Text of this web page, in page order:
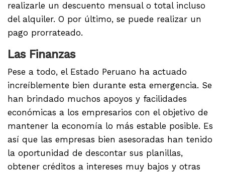
realizarle un descuento mensual o total incluso
del alquiler. O por último, se puede realizar un
pago prorrateado.
Las Finanzas
Pese a todo, el Estado Peruano ha actuado
increíblemente bien durante esta emergencia. Se
han brindado muchos apoyos y facilidades
económicas a los empresarios con el objetivo de
mantener la economía lo más estable posible. Es
así que las empresas bien asesoradas han tenido
la oportunidad de descontar sus planillas,
obtener créditos a intereses muy bajos y otras